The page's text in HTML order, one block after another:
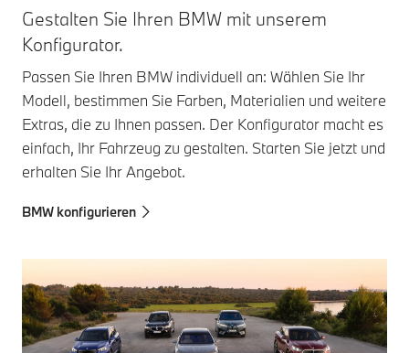
Gestalten Sie Ihren BMW mit unserem
Konfigurator.
Passen Sie Ihren BMW individuell an: Wählen Sie Ihr
Modell, bestimmen Sie Farben, Materialien und weitere
Extras, die zu Ihnen passen. Der Konfigurator macht es
einfach, Ihr Fahrzeug zu gestalten. Starten Sie jetzt und
erhalten Sie Ihr Angebot.
BMW konfigurieren